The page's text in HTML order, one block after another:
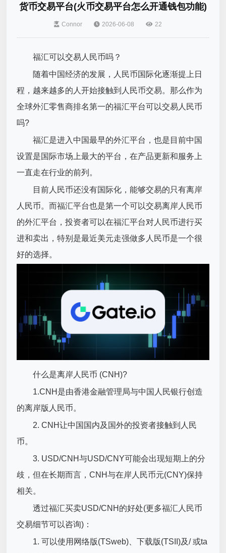
货币交易平台(火币交易平台怎么开通钱包功能)
Connor 2026-06-08 22
福汇可以交易人民币吗？
随着中国经济的发展，人民币国际化逐渐提上日
程，越来越多的人开始接触到人民币交易。那么作为
全球外汇零售商排名第一的福汇平台可以交易人民币
吗?
福汇是进入中国最早的外汇平台，也是目前中国
设置是国际市场上最大的平台，在产品更新和服务上
一直走在行业的前列。
目前人民币还没有国际化，能够交易的只有离岸
人民币。而福汇平台也是第一个可以交易离岸人民币
的外汇平台，投资者可以在福汇平台对人民币进行买
进和卖出，特别是最近美元走强做多人民币是一个很
好的选择。
什么是离岸人民币 (CNH)?
1.CNH是由香港金融管理局与中国人民银行创造
的离岸版人民币。
2. CNH让中国国内及国外的投资者接触到人民
币。
3. USD/CNH与USD/CNY可能会出现短期上的分
歧，但在长期而言，CNH与在岸人民币元(CNY)保持
相关。
透过福汇买卖USD/CNH的好处(更多福汇人民币
交易细节可以咨询)：
1. 可以使用网络版(TSweb)、下载版(TSII)及/ 或ta